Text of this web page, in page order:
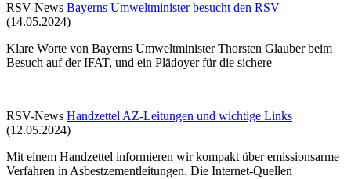
RSV-News Bayerns Umweltminister besucht den RSV
(14.05.2024)
Klare Worte von Bayerns Umweltminister Thorsten Glauber beim
Besuch auf der IFAT, und ein Plädoyer für die sichere
RSV-News Handzettel AZ-Leitungen und wichtige Links
(12.05.2024)
Mit einem Handzettel informieren wir kompakt über emissionsarme
Verfahren in Asbestzementleitungen. Die Internet-Quellen